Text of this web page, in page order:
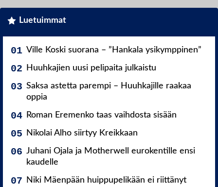
Luetuimmat
Ville Koski suorana – ”Hankala ysikymppinen”
Huuhkajien uusi pelipaita julkaistu
Saksa astetta parempi – Huuhkajille raakaa
oppia
Roman Eremenko taas vaihdosta sisään
Nikolai Alho siirtyy Kreikkaan
Juhani Ojala ja Motherwell eurokentille ensi
kaudelle
Niki Mäenpään huippupelikään ei riittänyt